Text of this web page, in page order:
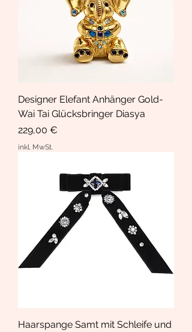
Designer Elefant Anhänger Gold-
Wai Tai Glücksbringer Diasya
Preis
229,00 €
inkl. MwSt.
Haarspange Samt mit Schleife und